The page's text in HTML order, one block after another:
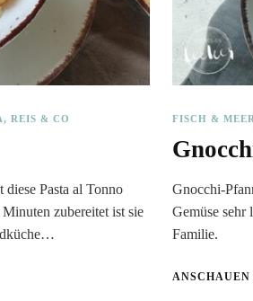
REIS & CO
diese Pasta al Tonno
zubereitet ist sie
FISCH &
Gnocchi-
Gemüse sehr
Familie.
ANSCHAUEN